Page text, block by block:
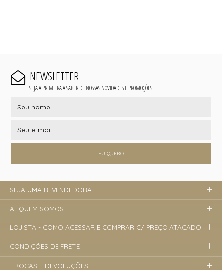
NEWSLETTER
SEJA A PRIMEIRA A SABER DE NOSSAS NOVIDADES E PROMOÇÕES!
EU QUERO
SEJA UMA REVENDEDORA
A- QUEM SOMOS
LOJISTA - COMO ACESSAR E COMPRAR C/ PREÇO ATACADO
CONDIÇÕES DE FRETE
TROCAS E DEVOLUÇÕES